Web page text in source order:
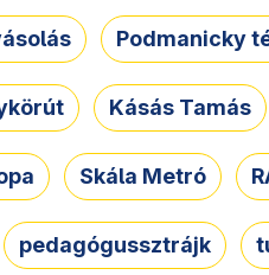
Podmanicky
Kásás Tamás
Skála Metró
pedagógussztrájk